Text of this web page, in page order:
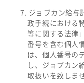
ジョブカン給与
政手続における
等に関する法律
番号を含む個人
は、個人番号の
し、ジョブカン
取扱いを致しま